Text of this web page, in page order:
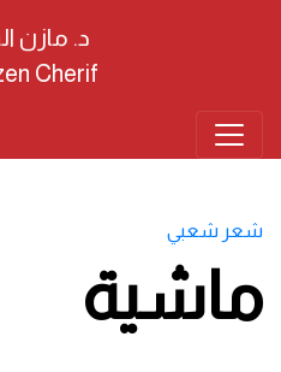
د. مازن
Cherif
شعر شعبي
ماشية